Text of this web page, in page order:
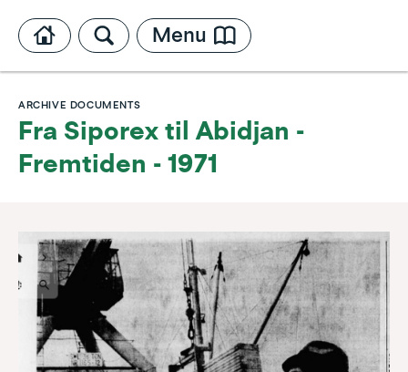
Menu
ARCHIVE DOCUMENTS
Fra Siporex til Abidjan -
Fremtiden - 1971